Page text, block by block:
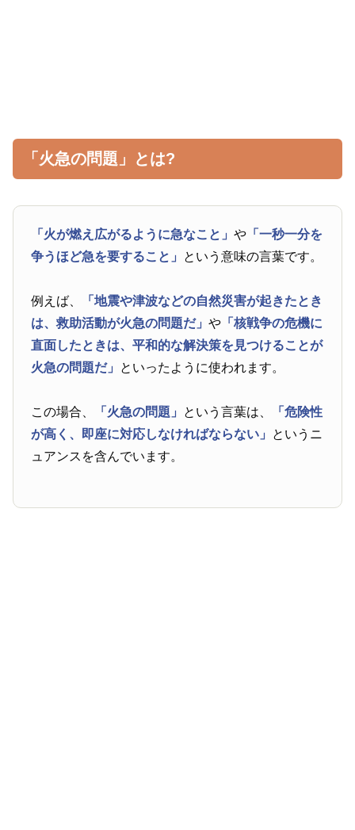
「火急の問題」とは?
「火が燃え広がるように急なこと」や 「一秒一分を
争うほど急を要すること」 という意味の言葉です。
例えば、
「地震や津波などの自然災害が起きたとき
は、救助活動が火急の問題だ」や 「核戦争の危機に
直面したときは、平和的な解決策を見つけることが
火急の問題だ」 といったように使われます。
この場合、 「火急の問題」 という言葉は、
「危険性
が高く、即座に対応しなければならない」 というニ
ュアンスを含んでいます。